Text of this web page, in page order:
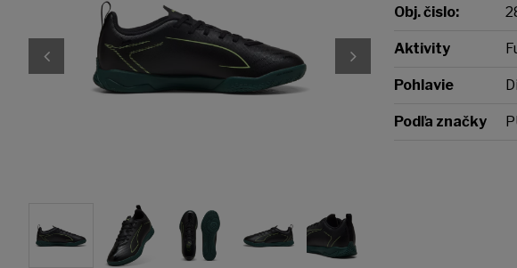
Obj. čislo:
Aktivity
Pohlavie
Podľa značky